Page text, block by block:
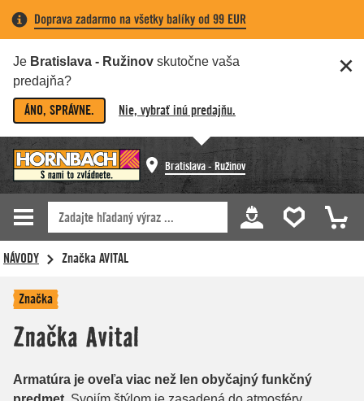
Doprava zadarmo na všetky balíky od 99 EUR
Je Bratislava - Ružinov skutočne vaša
predajňa?
ÁNO, SPRÁVNE. Nie, vybrať inú predajňu.
Bratislava - Ružinov